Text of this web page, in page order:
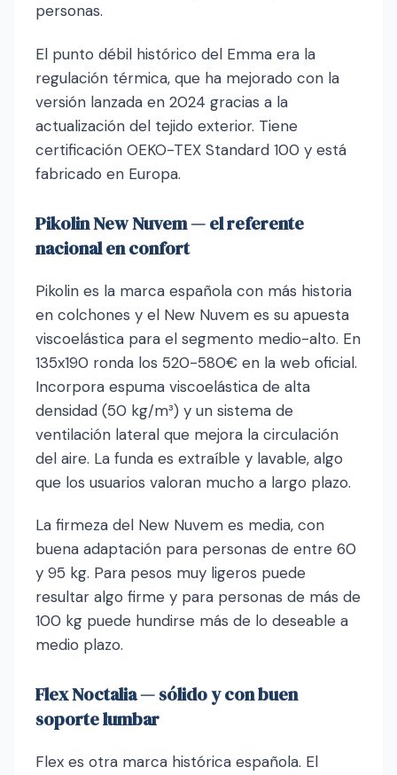
personas.
El punto débil histórico del Emma era la
regulación térmica, que ha mejorado con la
versión lanzada en 2024 gracias a la
actualización del tejido exterior. Tiene
certificación OEKO-TEX Standard 100 y está
fabricado en Europa.
Pikolin New Nuvem — el referente
nacional en confort
Pikolin es la marca española con más historia
en colchones y el New Nuvem es su apuesta
viscoelástica para el segmento medio-alto. En
135x190 ronda los 520-580€ en la web oficial.
Incorpora espuma viscoelástica de alta
densidad (50 kg/m³) y un sistema de
ventilación lateral que mejora la circulación
del aire. La funda es extraíble y lavable, algo
que los usuarios valoran mucho a largo plazo.
La firmeza del New Nuvem es media, con
buena adaptación para personas de entre 60
y 95 kg. Para pesos muy ligeros puede
resultar algo firme y para personas de más de
100 kg puede hundirse más de lo deseable a
medio plazo.
Flex Noctalia — sólido y con buen
soporte lumbar
Flex es otra marca histórica española. El